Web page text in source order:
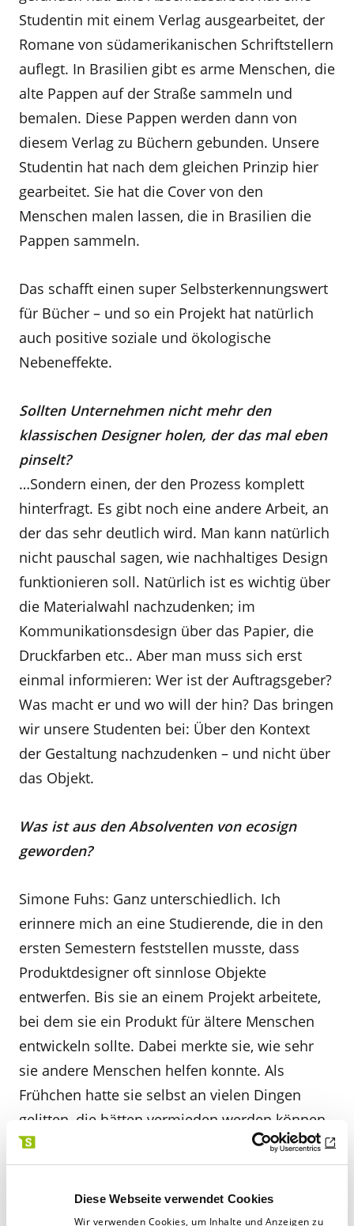
Diese Webseite verwendet Cookies
Wir verwenden Cookies, um Inhalte und Anzeigen zu
Studentin mit einem Verlag ausgearbeitet, der
Romane von südamerikanischen Schriftstellern
auflegt. In Brasilien gibt es arme Menschen, die
alte Pappen auf der Straße sammeln und
bemalen. Diese Pappen werden dann von
diesem Verlag zu Büchern gebunden. Unsere
Studentin hat nach dem gleichen Prinzip hier
gearbeitet. Sie hat die Cover von den
Menschen malen lassen, die in Brasilien die
Pappen sammeln.
Das schafft einen super Selbsterkennungswert
für Bücher – und so ein Projekt hat natürlich
auch positive soziale und ökologische
Nebeneffekte.
Sollten Unternehmen nicht mehr den
klassischen Designer holen, der das mal eben
pinselt?
…Sondern einen, der den Prozess komplett
hinterfragt. Es gibt noch eine andere Arbeit, an
der das sehr deutlich wird. Man kann natürlich
nicht pauschal sagen, wie nachhaltiges Design
funktionieren soll. Natürlich ist es wichtig über
die Materialwahl nachzudenken; im
Kommunikationsdesign über das Papier, die
Druckfarben etc.. Aber man muss sich erst
einmal informieren: Wer ist der Auftragsgeber?
Was macht er und wo will der hin? Das bringen
wir unsere Studenten bei: Über den Kontext
der Gestaltung nachzudenken – und nicht über
das Objekt.
Was ist aus den Absolventen von ecosign
geworden?
Simone Fuhs: Ganz unterschiedlich. Ich
erinnere mich an eine Studierende, die in den
ersten Semestern feststellen musste, dass
Produktdesigner oft sinnlose Objekte
entwerfen. Bis sie an einem Projekt arbeitete,
bei dem sie ein Produkt für ältere Menschen
entwickeln sollte. Dabei merkte sie, wie sehr
sie andere Menschen helfen konnte. Als
Frühchen hatte sie selbst an vielen Dingen
gelitten, die hätten vermieden werden können.
Sie begann sich zu informieren und suchte
nach Unternehmen, die Produkte für den
Medizinbereich herstellen, speziell für
Kinderstationen.